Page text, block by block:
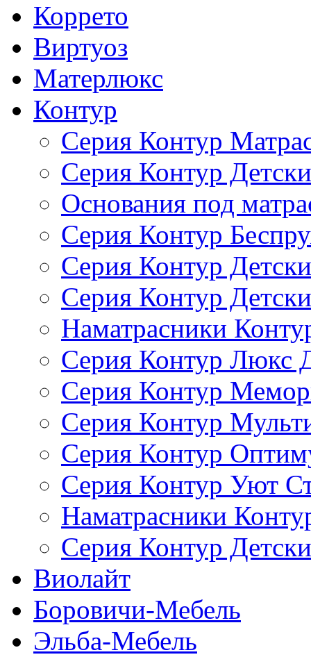
Коррето
Виртуоз
Матерлюкс
Контур
Серия Контур
Серия Контур
Основания под
Серия Контур
Серия Контур
Серия Контур
Наматрасники
Серия Контур Люкс
Серия Контур
Серия Контур
Серия Контур
Серия Контур Уют
Наматрасники
Серия Контур
Виолайт
Боровичи-Мебель
Эльба-Мебель